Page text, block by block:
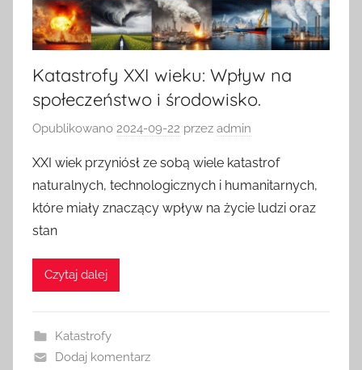
Katastrofy XXI wieku: Wpływ na
społeczeństwo i środowisko.
Opublikowano 2024-09-22 przez admin
XXI wiek przyniósł ze sobą wiele katastrof
naturalnych, technologicznych i humanitarnych,
które miały znaczący wpływ na życie ludzi oraz
stan
Czytaj dalej
Katastrofy
Dodaj komentarz